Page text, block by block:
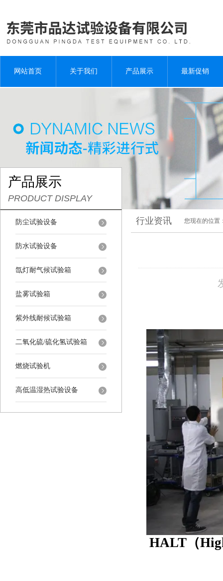
网站首页 关于我们 产品展示 最新促销
产品展示
PRODUCT DISPLAY
防尘试验设备
防水试验设备
氙灯耐气候试验箱
盐雾试验箱
紫外线耐候试验箱
二氧化硫/硫化氢试验箱
燃烧试验机
高低温湿热试验设备
行业资讯 您现在的位置
HALT（